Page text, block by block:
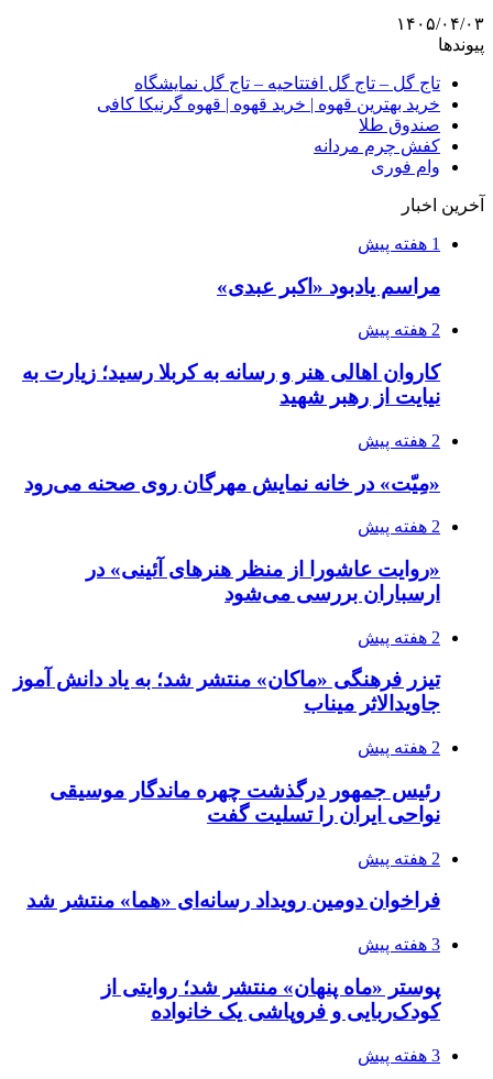
۱۴۰۵/۰۴/۰۳
پیوندها
تاج گل – تاج گل افتتاحیه – تاج گل نمایشگاه
خرید بهترین قهوه | خرید قهوه | قهوه گرنیکا کافی
صندوق طلا
کفش چرم مردانه
وام فوری
آخرین اخبار
1 هفته پیش
مراسم یادبود «اکبر عبدی»
2 هفته پیش
کاروان اهالی هنر و رسانه به کربلا رسید؛ زیارت به
نیایت از رهبر شهید
2 هفته پیش
«مِیّت» در خانه نمایش مهرگان روی صحنه می‌رود
2 هفته پیش
«روایت عاشورا از منظر هنرهای آئینی» در
ارسباران بررسی می‌شود
2 هفته پیش
تیزر فرهنگی «ماکان» منتشر شد؛ به یاد دانش آموز
جاویدالاثر میناب
2 هفته پیش
رئیس جمهور درگذشت چهره ماندگار موسیقی
نواحی ایران را تسلیت گفت
2 هفته پیش
فراخوان دومین رویداد رسانه‌ای «هما» منتشر شد
3 هفته پیش
پوستر «ماه پنهان» منتشر شد؛ روایتی از
کودک‌ربایی و فروپاشی یک خانواده
3 هفته پیش